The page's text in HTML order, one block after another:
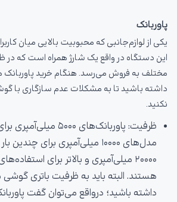
پاوربانک
یکی از لوازم‌جانبی که محبوبیت بالایی میان
این دستگاه در واقع یک شارژ همراه است که در
مختلف به فروش می‌رسد. هنگام خرید پاوربانک
داشته باشید تا به مشکلات عدم سازگاری با
نکنید.
ظرفیت: پاوربانک‌های ۵۰۰۰
مدل‌های ۱۰۰۰۰ میلی‌آمپری برای
۲۰۰۰۰ میلی‌آمپری و بالاتر برای
هستند. البته باید به ظرفیت باتری گوشی
داشته باشید؛ درواقع می‌توان گفت